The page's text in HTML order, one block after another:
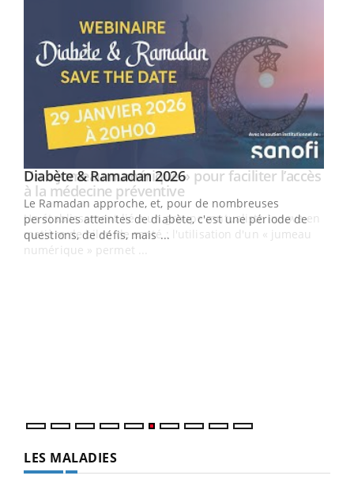
Youtube
Diabète & Ramadan 2026Youtube
Le Ramadan approche, et, pour de nombreuses
personnes atteintes de diabète, c'est une période de
questions, de défis, mais ...
Youtube
Un « jumeau numérique » pour faciliter l’accès
à la médecine préventiveYoutube
Un établissement lié à un groupe mutualiste innove en
matière de bilan de santé : l'utilisation d'un « jumeau
numérique » permet ...
LES MALADIES